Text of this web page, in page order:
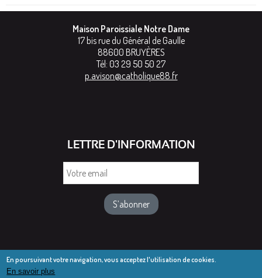
Maison Paroissiale Notre Dame
17 bis rue du Général de Gaulle
88600 BRUYÈRES
Tél: 03 29 50 50 27
p.avison@catholique88.fr
LETTRE D'INFORMATION
© Diocèse de Saint-Dié 2016-2025
En poursuivant votre navigation, vous acceptez l'utilisation de cookies.
En savoir plus